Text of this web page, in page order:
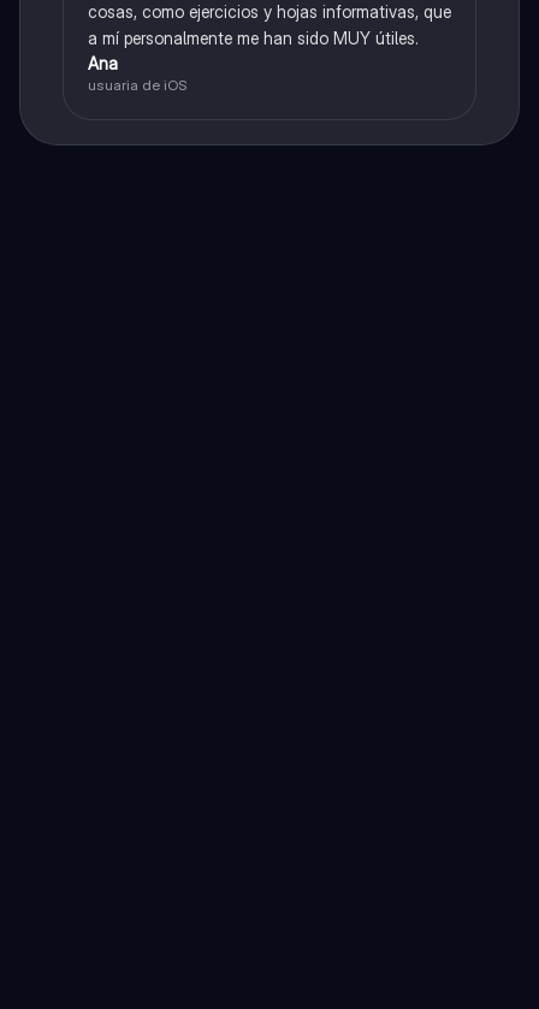
cosas, como ejercicios y hojas informativas, que
a mí personalmente me han sido MUY útiles.
Ana
usuaria de iOS